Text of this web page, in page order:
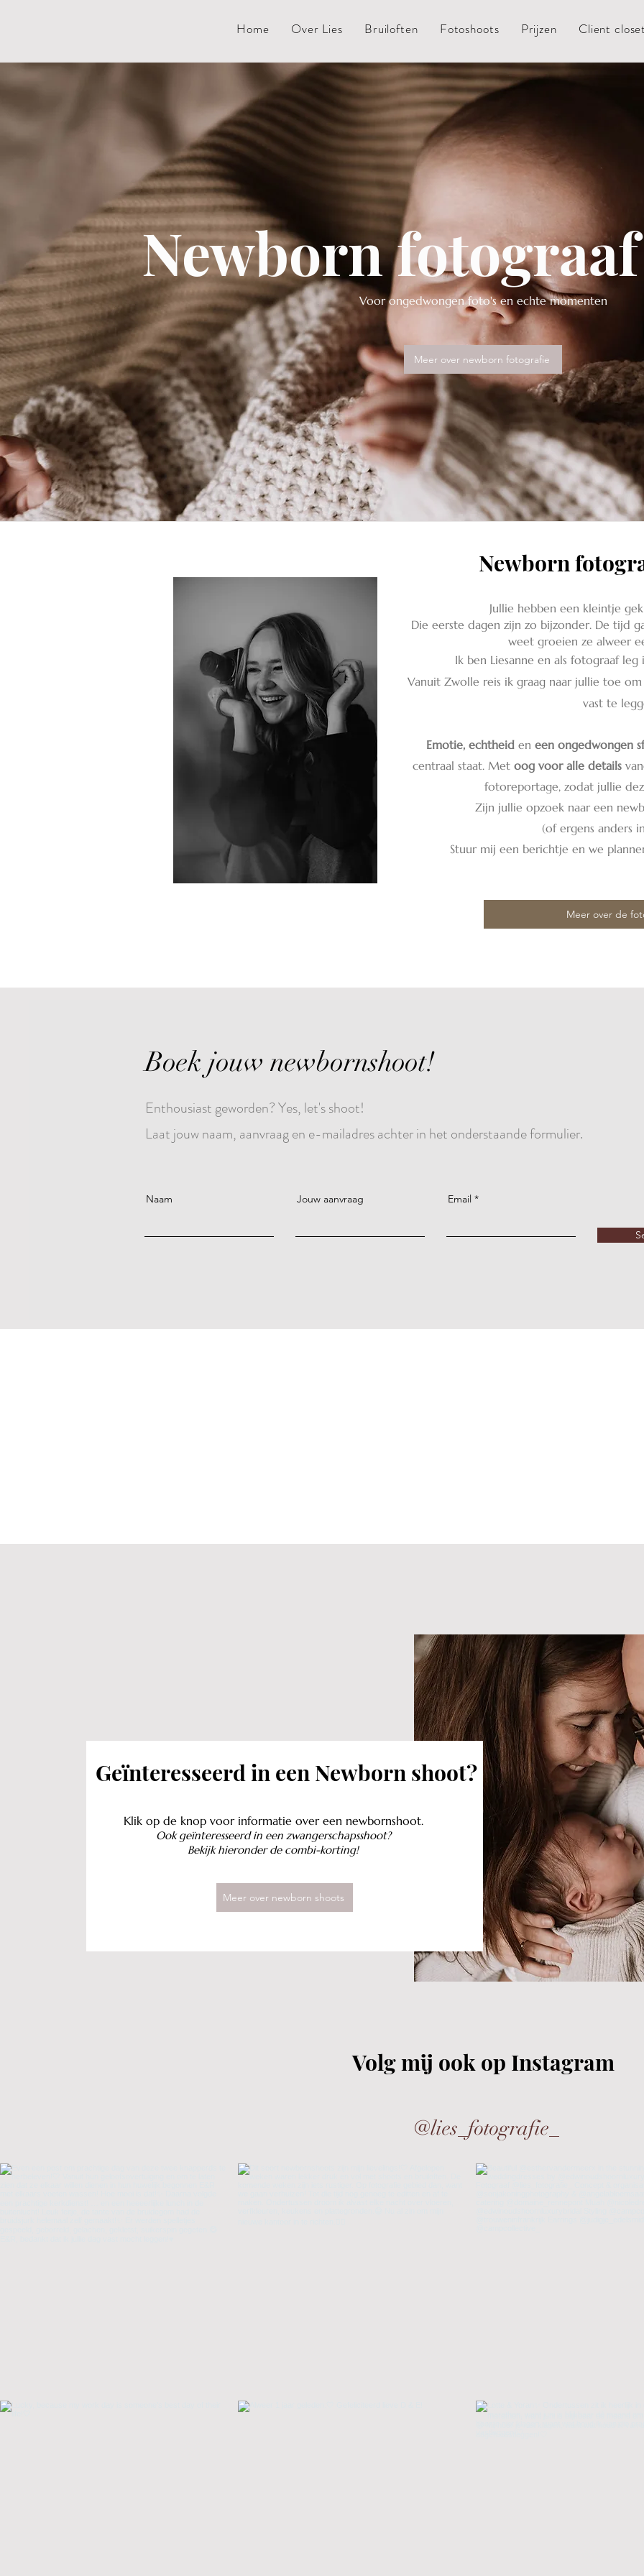
Home Over Lies Bruiloften Fotoshoots Prijzen Client
Newborn
Voor ongedwongen foto's en echte momenten
Meer over newborn fotografie
Newborn
Jullie hebben een kleintje
Die eerste dagen zijn zo bijzonder. De tijd
weet groeien ze alweer
Ik ben Liesanne en als fotograaf
Vanuit Zwolle reis ik graag naar jullie toe
vast te
Emotie, echtheid en een ongedwongen
centraal staat. Met oog voor alle details
fotoreportage, zodat jullie
Zijn jullie opzoek naar een
(of ergens anders
Stuur mij een berichtje en we
Meer over de
Boek jouw newbornshoot!
Enthousiast geworden? Yes, let's shoot!
Laat jouw naam, aanvraag en e-mailadres achter in het onderstaande formulier.
Naam Jouw aanvraag Email
Geïnteresseerdin een Newborn shoot?
Klik op de knop voor informatie over een newbornshoot.
Ook geïnteresseerd in een zwangerschapsshoot?
Bekijk hieronder de combi-korting!
Meer over newborn shoots
Volg mij ook op Instagram
@lies_fotografie_